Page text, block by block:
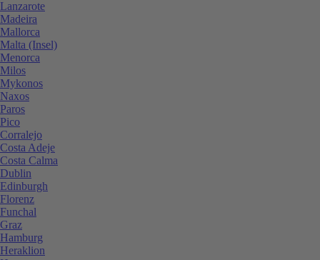
Lanzarote
Madeira
Mallorca
Malta (Insel)
Menorca
Milos
Mykonos
Naxos
Paros
Pico
Corralejo
Costa Adeje
Costa Calma
Dublin
Edinburgh
Florenz
Funchal
Graz
Hamburg
Heraklion